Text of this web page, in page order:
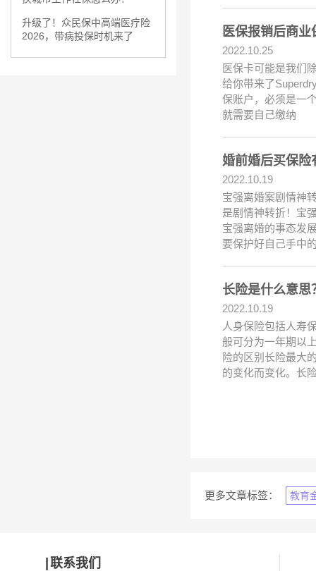
升级了！众民保中高端医疗险
2026，带病投保时机来了
医保报销后商
2022.10.25
医保卡可能是我们
给你带来了
保账户，必须是一
就需要自己缴纳
婚前婚后买保
2022.10.19
宝强离婚案剧情神
是剧情神转折！宝
宝强离婚的事态发
要保护好自己手中
长险是什么意思
2022.10.19
人身保险包括人寿
般可分为一年期以
险的区别长险最大
的变化而变化。长
更多文章标签： 教育
联系我们